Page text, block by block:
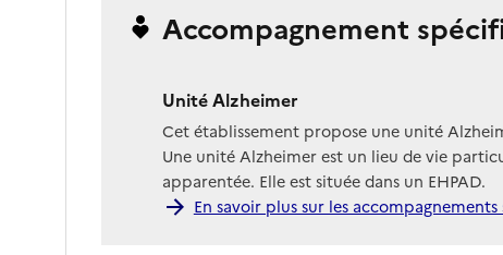
Accompagnement
Unité Alzheimer
Cet établissement propose une unité
Une unité Alzheimer est un lieu de vie
apparentée. Elle est située dans un EHPAD.
En savoir plus sur les